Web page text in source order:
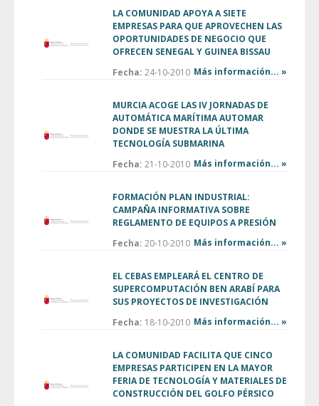
LA COMUNIDAD APOYA A SIETE
EMPRESAS PARA QUE APROVECHEN LAS
OPORTUNIDADES DE NEGOCIO QUE
OFRECEN SENEGAL Y GUINEA BISSAU
Fecha: 24-10-2010 Más información... »
MURCIA ACOGE LAS IV JORNADAS DE
AUTOMÁTICA MARÍTIMA AUTOMAR
DONDE SE MUESTRA LA ÚLTIMA
TECNOLOGÍA SUBMARINA
Fecha: 21-10-2010 Más información... »
FORMACIÓN PLAN INDUSTRIAL:
CAMPAÑA INFORMATIVA SOBRE
REGLAMENTO DE EQUIPOS A PRESIÓN
Fecha: 20-10-2010 Más información... »
EL CEBAS EMPLEARÁ EL CENTRO DE
SUPERCOMPUTACIÓN BEN ARABÍ PARA
SUS PROYECTOS DE INVESTIGACIÓN
Fecha: 18-10-2010 Más información... »
LA COMUNIDAD FACILITA QUE CINCO
EMPRESAS PARTICIPEN EN LA MAYOR
FERIA DE TECNOLOGÍA Y MATERIALES DE
CONSTRUCCIÓN DEL GOLFO PÉRSICO